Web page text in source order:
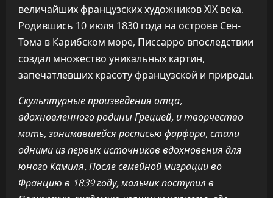
величайших французских художников XIX века.
Родившись 10 июля 1830 года на острове Сен-
Тома в Карибском море, Писсарро впоследствии
создал множество уникальных картин,
запечатлевших красоту французской и природы.
Скульптурные произведения отца,
вдохновленного родины Грецией, и творчество
мать, занимавшейся росписью фарфора, стали
одними из первых источников вдохновения для
юного Камиля. После семейной миграции во
Францию в 1839 году, мальчик поступил в